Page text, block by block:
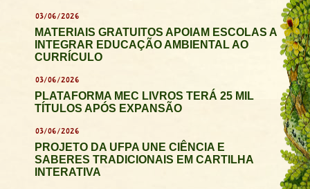
03/06/2026
MATERIAIS GRATUITOS APOIAM ESCOLAS A
INTEGRAR EDUCAÇÃO AMBIENTAL AO
CURRÍCULO
03/06/2026
PLATAFORMA MEC LIVROS TERÁ 25 MIL
TÍTULOS APÓS EXPANSÃO
03/06/2026
PROJETO DA UFPA UNE CIÊNCIA E
SABERES TRADICIONAIS EM CARTILHA
INTERATIVA